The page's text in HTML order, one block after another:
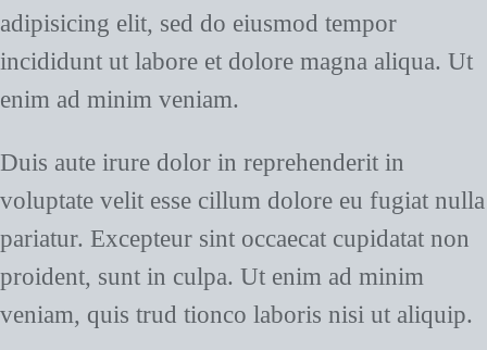
adipisicing elit, sed do eiusmod tempor
incididunt ut labore et dolore magna aliqua. Ut
enim ad minim veniam.
Duis aute irure dolor in reprehenderit in
voluptate velit esse cillum dolore eu fugiat nulla
pariatur. Excepteur sint occaecat cupidatat non
proident, sunt in culpa. Ut enim ad minim
veniam, quis trud tionco laboris nisi ut aliquip.